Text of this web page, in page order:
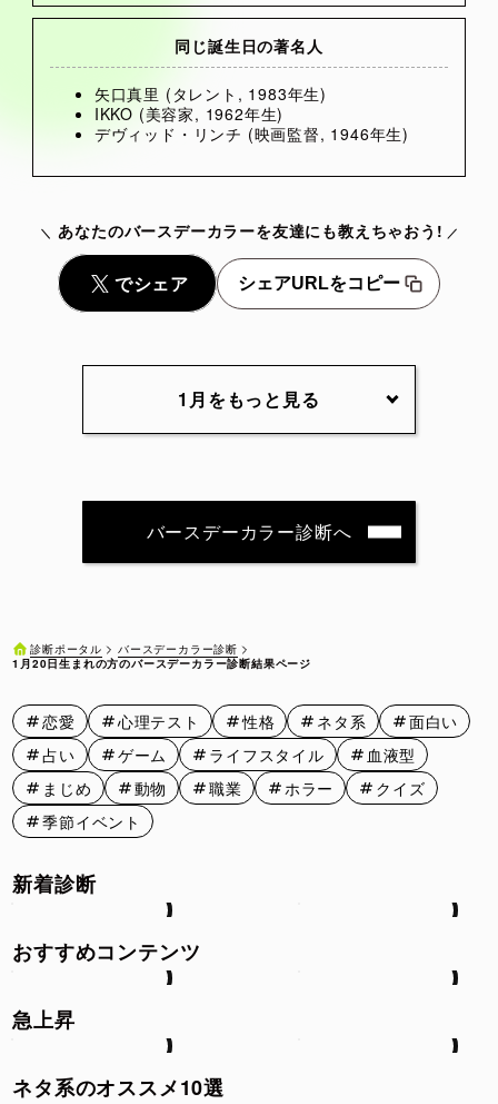
同じ誕生日の著名人
矢口真里 (タレント, 1983年生)
IKKO (美容家, 1962年生)
デヴィッド・リンチ (映画監督, 1946年生)
あなたのバースデーカラーを友達にも教えちゃおう!
シェアURLをコピー
1月をもっと見る
1月7日 1月8日 1月9日
1月26日 1月27日 1月28日 1月29日 1月30日
1月31日
バースデーカラー診断へ
診断ポータル
バースデーカラー診断
1月20日生まれの方のバースデーカラー診断結果ページ
恋愛 心理テスト 性格 ネタ系
面白い
占い
ゲーム ライフスタイル
血液型
まじめ
動物 職業 ホラー
クイズ
季節イベント
新着診断
おすすめコンテンツ
急上昇
ネタ系のオススメ10選